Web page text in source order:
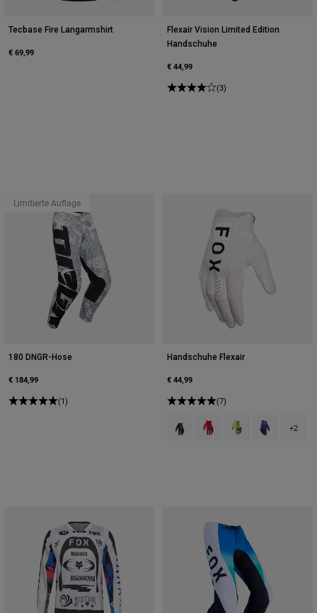
Tecbase Fire Langarmshirt
€ 69,99
Flexair Vision Limited Edition
Handschuhe
€ 44,99
(3)
Limitierte Auflage
180 DNGR-Hose
€ 184,99
(1)
Handschuhe Flexair
€ 44,99
(7)
Product swatch type of Schwarz.
Product swatch type of
Product swatch
Product+2